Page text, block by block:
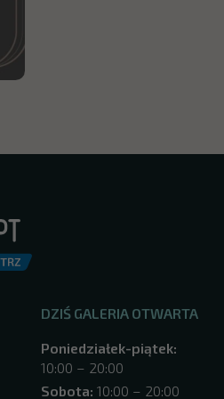
DZIŚ GALERIA OTWARTA
Poniedziałek-piątek:
10:00 – 20:00
Sobota: 10:00 – 20:00